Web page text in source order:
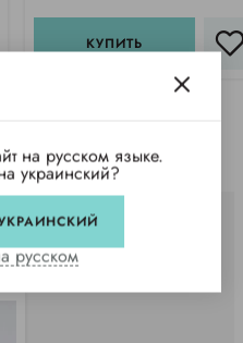
КУПИТЬ
на русском языке.
украинский?
русском